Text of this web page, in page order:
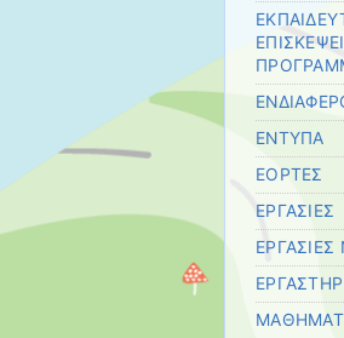
ΕΝΤΥΠΑ
ΕΟΡΤΕΣ
ΕΡΓΑΣΙΕΣ